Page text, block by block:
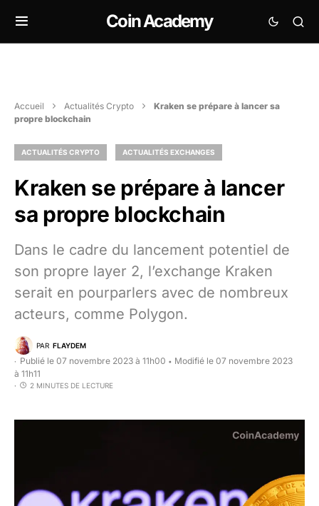
Coin Academy
Accueil Actualités Crypto
Kraken se prépare à lancer sa
propre blockchain
ACTUALITÉS CRYPTO ACTUALITÉS EXCHANGES
Kraken se prépare à lancer
sa propre blockchain
Dans le cadre du lancement potentiel de
son propre layer 2, l’exchange Kraken
serait en pourparlers avec de nombreux
acteurs, comme Polygon.
PAR FLAYDEM
Publié le 07 novembre 2023 à 11h00 • Modifié le 07 novembre 2023
à 11h11
2 MINUTES DE LECTURE